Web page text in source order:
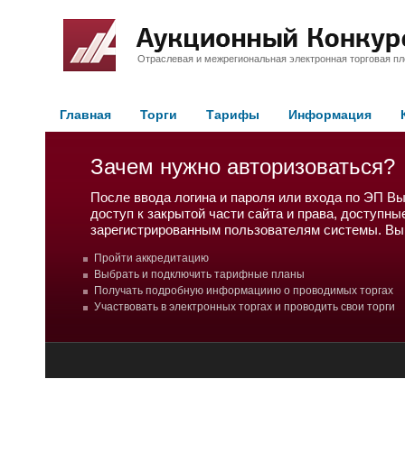
Отраслевая и межрегиональная электронная торговая
Главная Торги Тарифы Информация
Зачем нужно авторизоваться?
После ввода логина и пароля или входа по ЭП
доступ к закрытой части сайта и права,
зарегистрированным пользователям системы.
Пройти аккредитацию
Выбрать и подключить тарифные планы
Получать подробную информациию о проводимых торгах
Участвовать в электронных торгах и проводить свои торги